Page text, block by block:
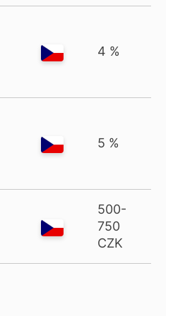
4 %
5 %
500-
750
CZK